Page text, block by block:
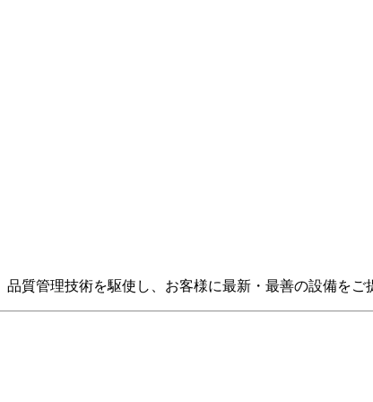
質管理技術を駆使し、お客様に最新・最善の設備をご